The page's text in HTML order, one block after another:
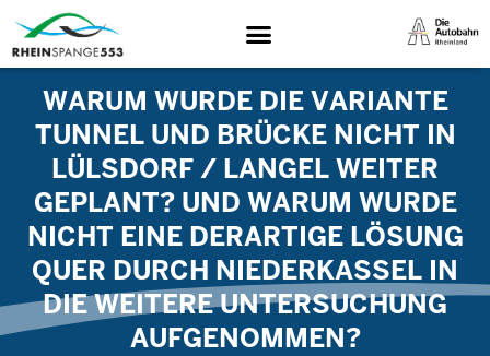
WARUM WURDE DIE VARIANTE
TUNNEL UND BRÜCKE NICHT IN
LÜLSDORF / LANGEL WEITER
GEPLANT? UND WARUM WURDE
NICHT EINE DERARTIGE LÖSUNG
QUER DURCH NIEDERKASSEL IN
DIE WEITERE UNTERSUCHUNG
AUFGENOMMEN?